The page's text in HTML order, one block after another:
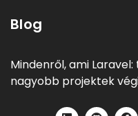
Blog
Mindenről, ami
nagyobb projektek